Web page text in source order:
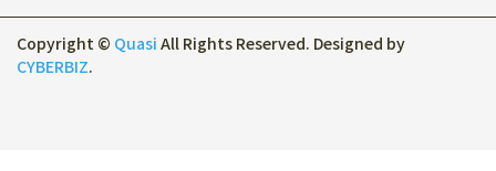
Copyright © Quasi All Rights Reserved. Designed by
CYBERBIZ.